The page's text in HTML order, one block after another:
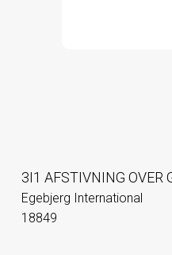
3I1 AFSTIVNING OVER
Egebjerg International
18849